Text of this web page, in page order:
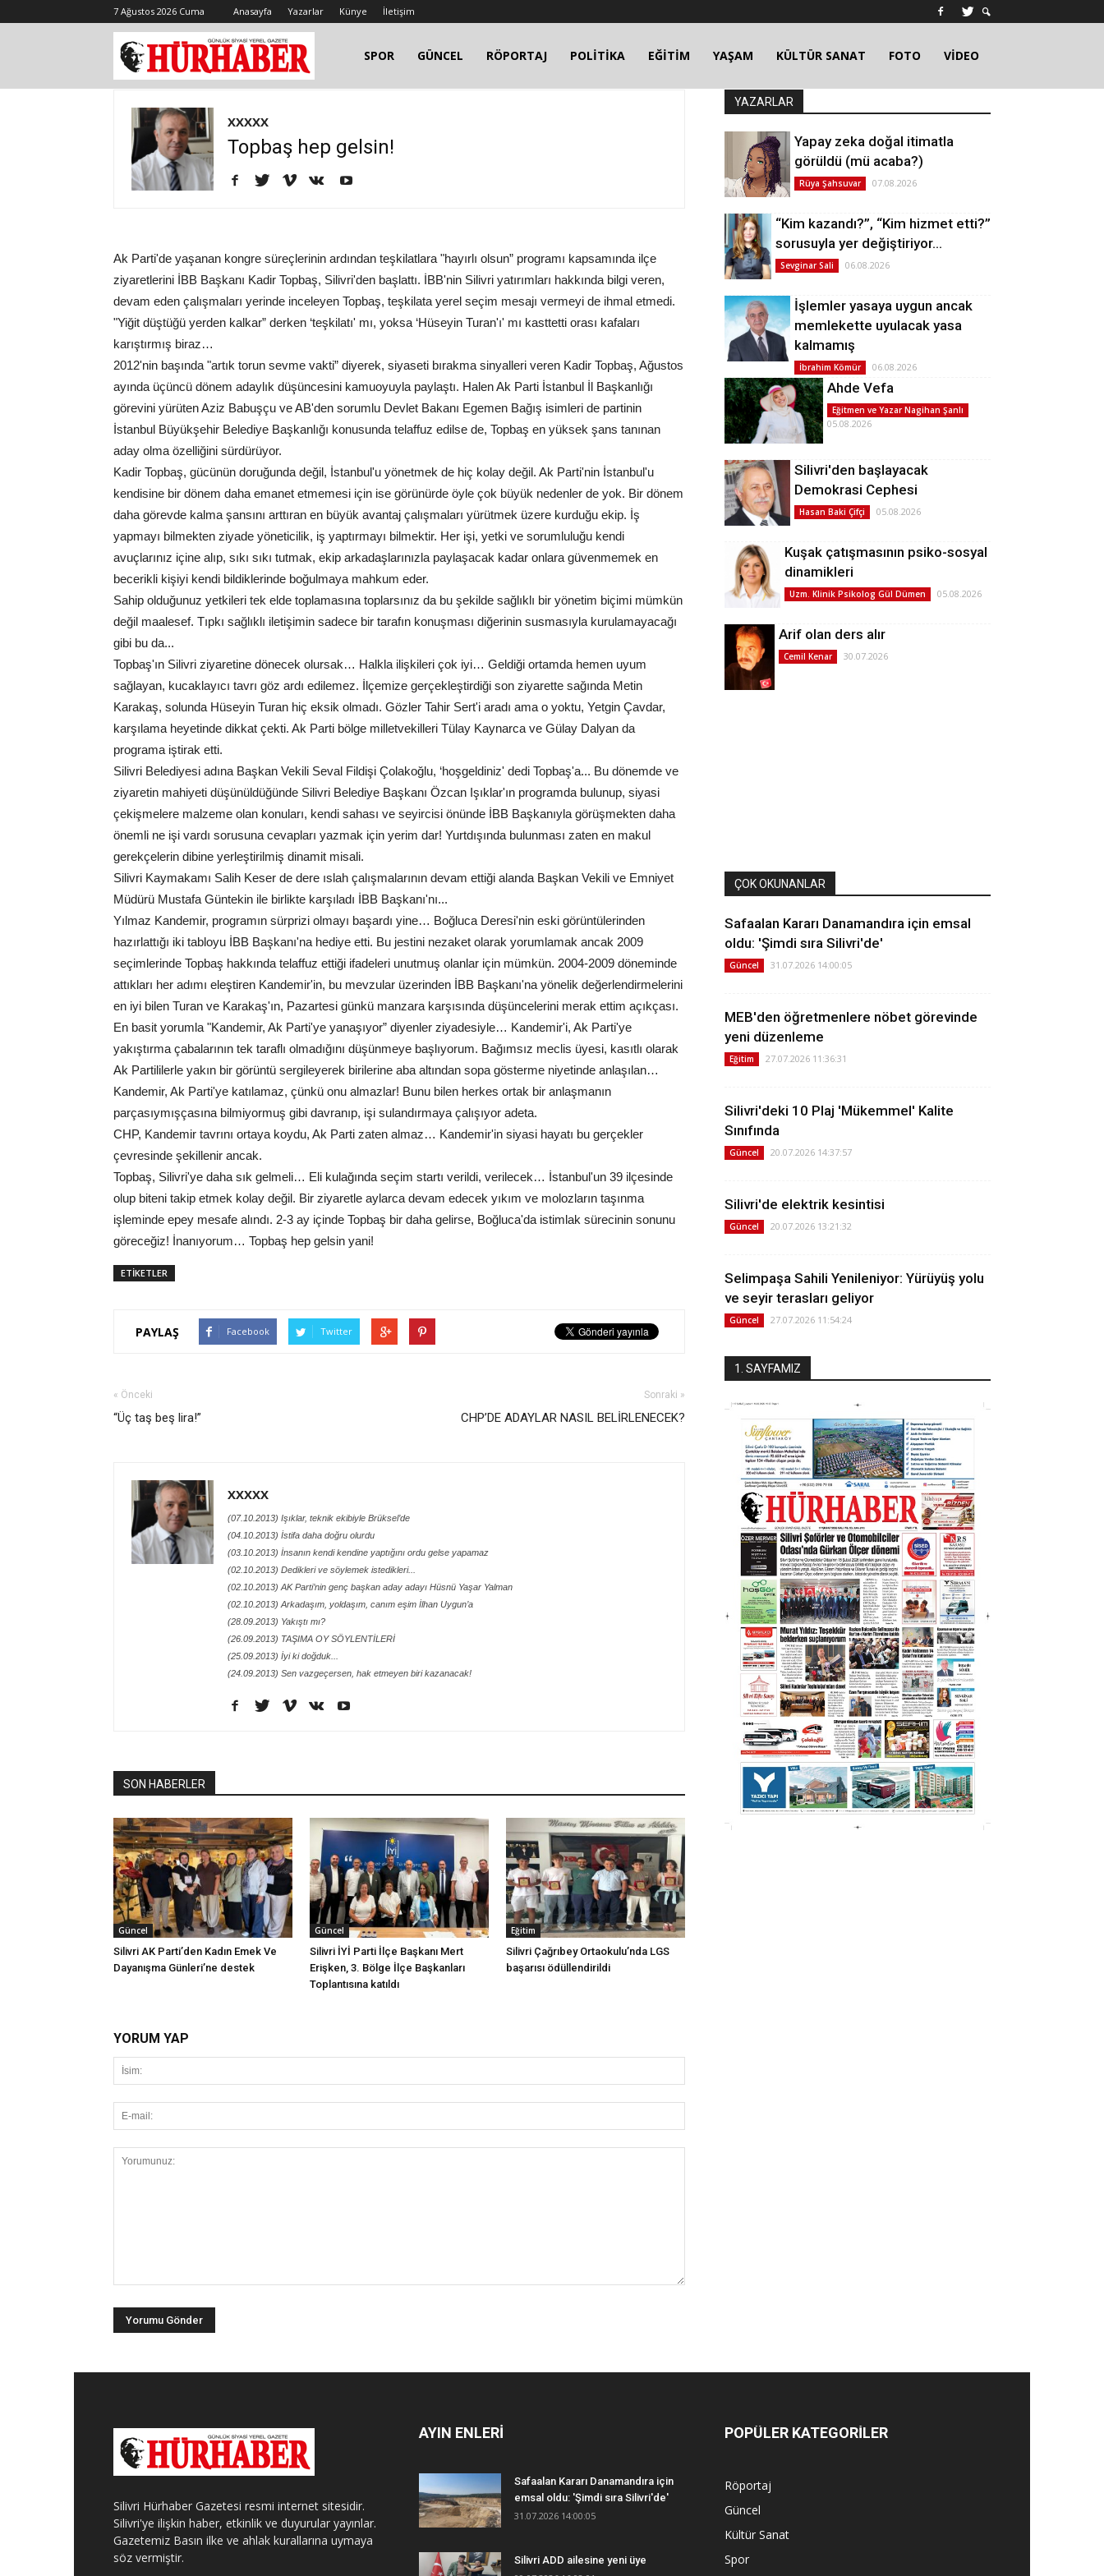
7 Ağustos 2026 Cuma Anasayfa Yazarlar Künye İletişim
SPOR GÜNCEL RÖPORTAJ POLİTİKA EĞİTİM YAŞAM KÜLTÜR SANAT FOTO VİDEO
XXXXX
Topbaş hep gelsin!
Ak Parti'de yaşanan kongre süreçlerinin ardından teşkilatlara "hayırlı olsun” programı kapsamında ilçe
ziyaretlerini İBB Başkanı Kadir Topbaş, Silivri'den başlattı. İBB'nin Silivri yatırımları hakkında bilgi veren,
devam eden çalışmaları yerinde inceleyen Topbaş, teşkilata yerel seçim mesajı vermeyi de ihmal etmedi.
"Yiğit düştüğü yerden kalkar” derken ‘teşkilatı' mı, yoksa ‘Hüseyin Turan'ı' mı kasttetti orası kafaları
karıştırmış biraz…
2012'nin başında "artık torun sevme vakti” diyerek, siyaseti bırakma sinyalleri veren Kadir Topbaş, Ağustos
ayında üçüncü dönem adaylık düşüncesini kamuoyuyla paylaştı. Halen Ak Parti İstanbul İl Başkanlığı
görevini yürüten Aziz Babuşçu ve AB'den sorumlu Devlet Bakanı Egemen Bağış isimleri de partinin
İstanbul Büyükşehir Belediye Başkanlığı konusunda telaffuz edilse de, Topbaş en yüksek şans tanınan
aday olma özelliğini sürdürüyor.
Kadir Topbaş, gücünün doruğunda değil, İstanbul'u yönetmek de hiç kolay değil. Ak Parti'nin İstanbul'u
kendisine bir dönem daha emanet etmemesi için ise görünürde öyle çok büyük nedenler de yok. Bir dönem
daha görevde kalma şansını arttıran en büyük avantaj çalışmaları yürütmek üzere kurduğu ekip. İş
yapmayı bilmekten ziyade yöneticilik, iş yaptırmayı bilmektir. Her işi, yetki ve sorumluluğu kendi
avuçlarınız içine alıp, sıkı sıkı tutmak, ekip arkadaşlarınızla paylaşacak kadar onlara güvenmemek en
becerikli kişiyi kendi bildiklerinde boğulmaya mahkum eder.
Sahip olduğunuz yetkileri tek elde toplamasına toplarsınız da bu şekilde sağlıklı bir yönetim biçimi mümkün
değil maalesef. Tıpkı sağlıklı iletişimin sadece bir tarafın konuşması diğerinin susmasıyla kurulamayacağı
gibi bu da...
Topbaş'ın Silivri ziyaretine dönecek olursak… Halkla ilişkileri çok iyi… Geldiği ortamda hemen uyum
sağlayan, kucaklayıcı tavrı göz ardı edilemez. İlçemize gerçekleştirdiği son ziyarette sağında Metin
Karakaş, solunda Hüseyin Turan hiç eksik olmadı. Gözler Tahir Sert'i aradı ama o yoktu, Yetgin Çavdar,
karşılama heyetinde dikkat çekti. Ak Parti bölge milletvekilleri Tülay Kaynarca ve Gülay Dalyan da
programa iştirak etti.
Silivri Belediyesi adına Başkan Vekili Seval Fildişi Çolakoğlu, ‘hoşgeldiniz' dedi Topbaş'a... Bu dönemde ve
ziyaretin mahiyeti düşünüldüğünde Silivri Belediye Başkanı Özcan Işıklar'ın programda bulunup, siyasi
çekişmelere malzeme olan konuları, kendi sahası ve seyircisi önünde İBB Başkanıyla görüşmekten daha
önemli ne işi vardı sorusuna cevapları yazmak için yerim dar! Yurtdışında bulunması zaten en makul
gerekçelerin dibine yerleştirilmiş dinamit misali.
Silivri Kaymakamı Salih Keser de dere ıslah çalışmalarının devam ettiği alanda Başkan Vekili ve Emniyet
Müdürü Mustafa Güntekin ile birlikte karşıladı İBB Başkanı'nı...
Yılmaz Kandemir, programın sürprizi olmayı başardı yine… Boğluca Deresi'nin eski görüntülerinden
hazırlattığı iki tabloyu İBB Başkanı'na hediye etti. Bu jestini nezaket olarak yorumlamak ancak 2009
seçimlerinde Topbaş hakkında telaffuz ettiği ifadeleri unutmuş olanlar için mümkün. 2004-2009 döneminde
attıkları her adımı eleştiren Kandemir'in, bu mevzular üzerinden İBB Başkanı'na yönelik değerlendirmelerini
en iyi bilen Turan ve Karakaş'ın, Pazartesi günkü manzara karşısında düşüncelerini merak ettim açıkçası.
En basit yorumla "Kandemir, Ak Parti'ye yanaşıyor” diyenler ziyadesiyle… Kandemir'i, Ak Parti'ye
yakıştırma çabalarının tek taraflı olmadığını düşünmeye başlıyorum. Bağımsız meclis üyesi, kasıtlı olarak
Ak Partililerle yakın bir görüntü sergileyerek birilerine aba altından sopa gösterme niyetinde anlaşılan…
Kandemir, Ak Parti'ye katılamaz, çünkü onu almazlar! Bunu bilen herkes ortak bir anlaşmanın
parçasıymışçasına bilmiyormuş gibi davranıp, işi sulandırmaya çalışıyor adeta.
CHP, Kandemir tavrını ortaya koydu, Ak Parti zaten almaz… Kandemir'in siyasi hayatı bu gerçekler
çevresinde şekillenir ancak.
Topbaş, Silivri'ye daha sık gelmeli… Eli kulağında seçim startı verildi, verilecek… İstanbul'un 39 ilçesinde
olup biteni takip etmek kolay değil. Bir ziyaretle aylarca devam edecek yıkım ve molozların taşınma
işleminde epey mesafe alındı. 2-3 ay içinde Topbaş bir daha gelirse, Boğluca'da istimlak sürecinin sonunu
göreceğiz! İnanıyorum… Topbaş hep gelsin yani!
ETİKETLER
PAYLAŞ Facebook Twitter
« Önceki
“Üç taş beş lira!”
Sonraki »
CHP’DE ADAYLAR NASIL BELİRLENECEK?
XXXXX
(07.10.2013) Işıklar, teknik ekibiyle Brüksel’de
(04.10.2013) İstifa daha doğru olurdu
(03.10.2013) İnsanın kendi kendine yaptığını ordu gelse yapamaz
(02.10.2013) Dedikleri ve söylemek istedikleri...
(02.10.2013) AK Parti’nin genç başkan aday adayı Hüsnü Yaşar Yalman
(02.10.2013) Arkadaşım, yoldaşım, canım eşim İlhan Uygun’a
(28.09.2013) Yakıştı mı?
(26.09.2013) TAŞIMA OY SÖYLENTİLERİ
(25.09.2013) İyi ki doğduk...
(24.09.2013) Sen vazgeçersen, hak etmeyen biri kazanacak!
SON HABERLER
Güncel
Silivri AK Parti’den Kadın Emek Ve
Dayanışma Günleri’ne destek
Güncel
Silivri İYİ Parti İlçe Başkanı Mert
Erişken, 3. Bölge İlçe Başkanları
Toplantısına katıldı
Eğitim
Silivri Çağrıbey Ortaokulu’nda LGS
başarısı ödüllendirildi
YORUM YAP
YAZARLAR
Yapay zeka doğal itimatla
görüldü (mü acaba?)
Rüya Şahsuvar 07.08.2026
“Kim kazandı?”, “Kim hizmet etti?”
sorusuyla yer değiştiriyor…
Sevginar Sali 06.08.2026
İşlemler yasaya uygun ancak
memlekette uyulacak yasa
kalmamış
İbrahim Kömür 06.08.2026
Ahde Vefa
Eğitmen ve Yazar Nagihan Şanlı
05.08.2026
Silivri'den başlayacak
Demokrasi Cephesi
Hasan Baki Çifçi 05.08.2026
Kuşak çatışmasının psiko-sosyal
dinamikleri
Uzm. Klinik Psikolog Gül Dümen 05.08.2026
Arif olan ders alır
Cemil Kenar 30.07.2026
ÇOK OKUNANLAR
Safaalan Kararı Danamandıra için emsal
oldu: 'Şimdi sıra Silivri'de'
Güncel 31.07.2026 14:00:05
MEB'den öğretmenlere nöbet görevinde
yeni düzenleme
Eğitim 27.07.2026 11:36:31
Silivri'deki 10 Plaj 'Mükemmel' Kalite
Sınıfında
Güncel 20.07.2026 14:37:57
Silivri'de elektrik kesintisi
Güncel 20.07.2026 13:21:32
Selimpaşa Sahili Yenileniyor: Yürüyüş yolu
ve seyir terasları geliyor
Güncel 27.07.2026 11:54:24
1. SAYFAMIZ
Silivri Hürhaber Gazetesi resmi internet sitesidir.
Silivri'ye ilişkin haber, etkinlik ve duyurular yayınlar.
Gazetemiz Basın ilke ve ahlak kurallarına uymaya
söz vermiştir.
AYIN ENLERİ
Safaalan Kararı Danamandıra için
emsal oldu: 'Şimdi sıra Silivri'de'
31.07.2026 14:00:05
Silivri ADD ailesine yeni üye
POPÜLER KATEGORİLER
Röportaj
Güncel
Kültür Sanat
Spor